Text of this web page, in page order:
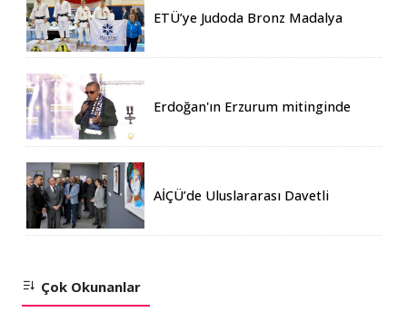
ETÜ’ye Judoda Bronz Madalya
Erdoğan'ın Erzurum mitinginde
AİÇÜ’de Uluslararası Davetli
Çok Okunanlar